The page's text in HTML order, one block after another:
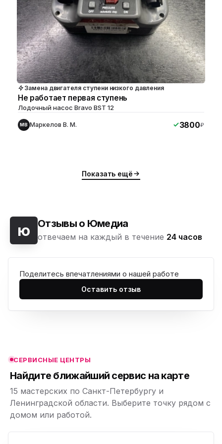
Замена двигателя ступени низкого давления
Не работает первая ступень
Лодочный насос Bravo BST 12
МВ Маркелов В. М. 3800₽
Показать ещё
ю Отзывы о Юмедиа
отвечаем на каждый в течение 24 часов
Поделитесь впечатлениями о нашей работе
Оставить отзыв
СЕРВИСНЫЕ ЦЕНТРЫ
Найдите ближайший сервис на карте
15 мастерских по Санкт-Петербургу и
Ленинградской области. Выберите точку рядом с
домом или работой.
ю